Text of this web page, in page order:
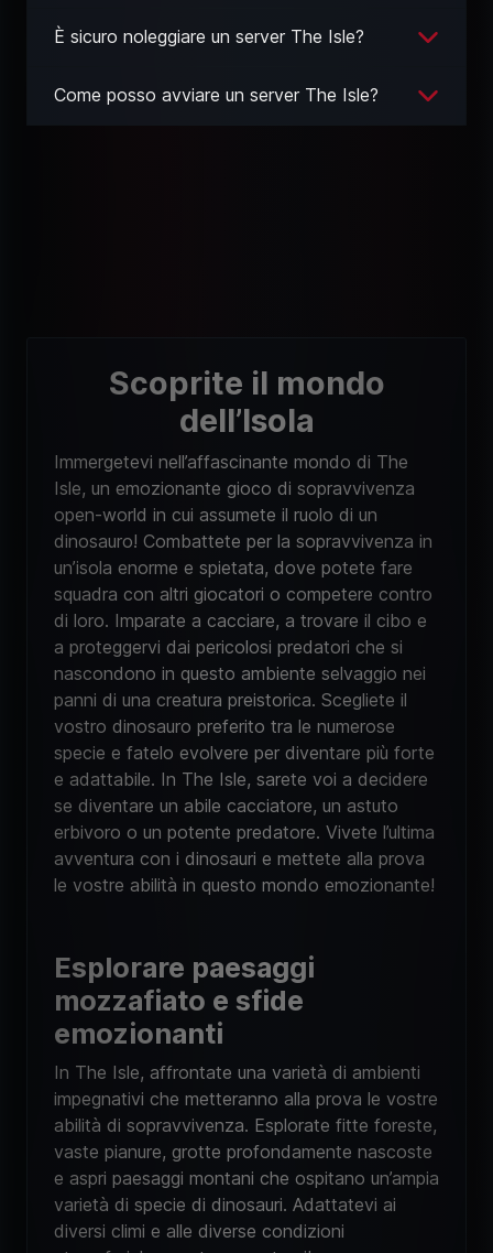
È sicuro noleggiare un server The Isle?
Come posso avviare un server The Isle?
Scoprite il mondo
dell’Isola
Immergetevi nell’affascinante mondo di The
Isle, un emozionante gioco di sopravvivenza
open-world in cui assumete il ruolo di un
dinosauro! Combattete per la sopravvivenza in
un’isola enorme e spietata, dove potete fare
squadra con altri giocatori o competere contro
di loro. Imparate a cacciare, a trovare il cibo e
a proteggervi dai pericolosi predatori che si
nascondono in questo ambiente selvaggio nei
panni di una creatura preistorica. Scegliete il
vostro dinosauro preferito tra le numerose
specie e fatelo evolvere per diventare più forte
e adattabile. In The Isle, sarete voi a decidere
se diventare un abile cacciatore, un astuto
erbivoro o un potente predatore. Vivete l’ultima
avventura con i dinosauri e mettete alla prova
le vostre abilità in questo mondo emozionante!
Esplorare paesaggi
mozzafiato e sfide
emozionanti
In The Isle, affrontate una varietà di ambienti
impegnativi che metteranno alla prova le vostre
abilità di sopravvivenza. Esplorate fitte foreste,
vaste pianure, grotte profondamente nascoste
e aspri paesaggi montani che ospitano un’ampia
varietà di specie di dinosauri. Adattatevi ai
diversi climi e alle diverse condizioni